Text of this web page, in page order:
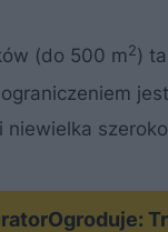
(do 500 m2)
niewielka